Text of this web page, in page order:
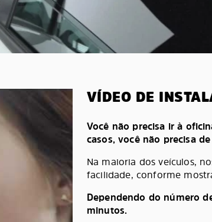
VÍDEO DE
Você não precisa ir à
casos, você não precisa
Na maioria dos veículos,
facilidade, conforme
Dependendo do número
minutos.